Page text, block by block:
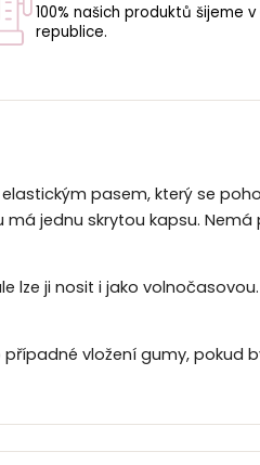
100% našich produktů šijeme v
republice.
pasem, který se
má jednu skrytou kapsu.
lze ji nosit i jako
vložení gumy, pokud